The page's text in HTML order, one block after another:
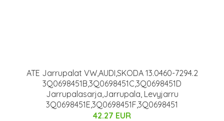
ATE Jarrupalat VW,AUDI,SKODA 13.0460-7294.2
3Q0698451B,3Q0698451C,3Q0698451D
Jarrupalasarja,Jarrupala, Levyjarru
3Q0698451E,3Q0698451F,3Q0698451
42.27 EUR